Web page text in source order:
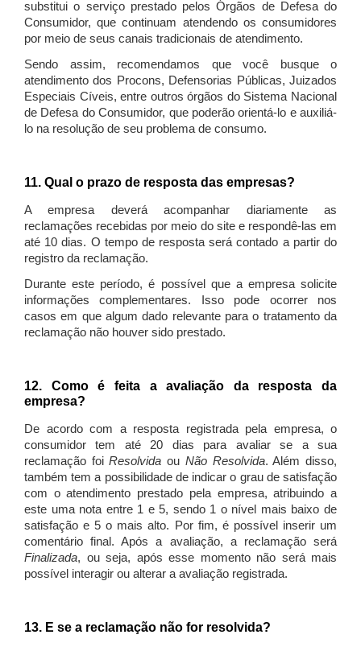
substitui o serviço prestado pelos Órgãos de Defesa do
Consumidor, que continuam atendendo os consumidores
por meio de seus canais tradicionais de atendimento.
Sendo assim, recomendamos que você busque o
atendimento dos Procons, Defensorias Públicas, Juizados
Especiais Cíveis, entre outros órgãos do Sistema Nacional
de Defesa do Consumidor, que poderão orientá-lo e auxiliá-
lo na resolução de seu problema de consumo.
11. Qual o prazo de resposta das empresas?
A empresa deverá acompanhar diariamente as
reclamações recebidas por meio do site e respondê-las em
até 10 dias. O tempo de resposta será contado a partir do
registro da reclamação.
Durante este período, é possível que a empresa solicite
informações complementares. Isso pode ocorrer nos
casos em que algum dado relevante para o tratamento da
reclamação não houver sido prestado.
12. Como é feita a avaliação da resposta da
empresa?
De acordo com a resposta registrada pela empresa, o
consumidor tem até 20 dias para avaliar se a sua
reclamação foiResolvida ou Não Resolvida. Além disso,
também tem a possibilidade de indicar o grau de satisfação
com o atendimento prestado pela empresa, atribuindo a
este uma nota entre 1 e 5, sendo 1 o nível mais baixo de
satisfação e 5 o mais alto. Por fim, é possível inserir um
comentário final. Após a avaliação, a reclamação será
Finalizada, ou seja, após esse momento não será mais
possível interagir ou alterar a avaliação registrada.
13. E se a reclamação não for resolvida?